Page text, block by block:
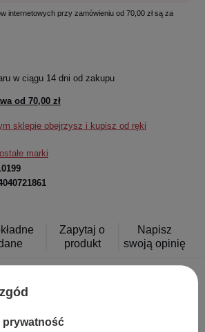
internetowych przy zamówieniu od 70,00 zł są za
w ciągu 14 dni od zakupu
od 70,00 zł
sklepie obejrzysz i kupisz od ręki
marki
Zapytaj o
produkt
Napisz
swoją opinię
weneckiej magii i feerię barw!
marki Zafferano to propozycja
de Majo, szklanki te łączą w sobie
prywatność